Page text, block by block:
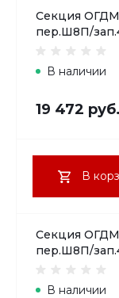
Секция
пер.Ш8П/
В наличии
19 472 руб.
В
Секция
пер.Ш8П/
В наличии